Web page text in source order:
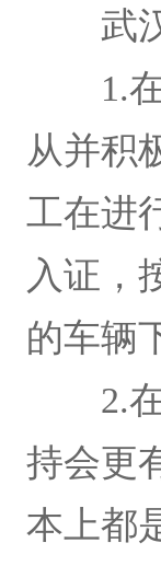
武
1.在
从并积
工在进
入证，
的车辆
2.在
持会更
本上都